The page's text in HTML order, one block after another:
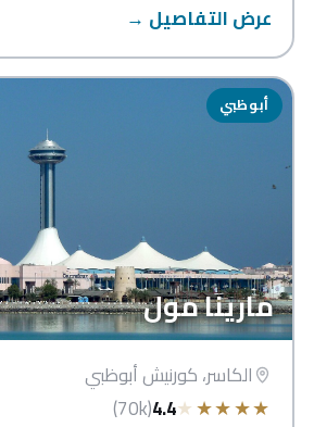
عرض التفاصيل →
أبوظبي
مارينا مول
الكاسر، كورنيش أبوظبي
★
★
★
★
★
4.4
(70k)